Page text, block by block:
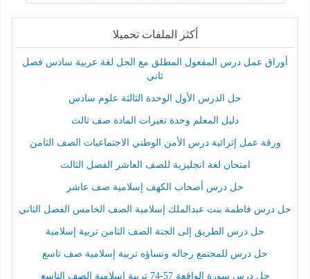
أكثر الملفات تحميلا
أوراق عمل درس المفعول المطلق مع الحل لغة عربية سادس فصل
ثاني
حل الدرس الأول الوحدة الثالثة علوم سادس
دليل المعلم وحدة تغيرات المادة صف ثالث
ورقة عمل إثرائية درس الأمن الوطني الاجتماعيات الصف الثامن
امتحان لغة انجليزية للصف العاشر الفصل الثالث
حل درس أصحاب الكهف إسلامية صف عاشر
حل درس فاطمة بنت عبدالملك إسلامية الصف الخامس الفصل الثاني
حل درس الطريق إلى الجنة الصف الثامن تربية إسلامية
حل درس للمجتمع رجاله ونساؤه تربية إسلامية صف تاسع
حل درس سورة الواقعة 57-74 تربية اسلامية الصف التاسع